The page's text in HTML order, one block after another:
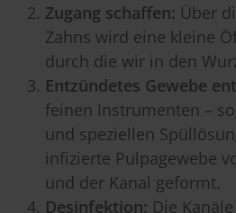
Zugang schaffen: Über
Zahns wird eine kleine
durch die wir in den
Entzündetes Gewebe
feinen Instrumenten –
und speziellen
infizierte Pulpagewebe
und der Kanal geformt.
Desinfektion: Die